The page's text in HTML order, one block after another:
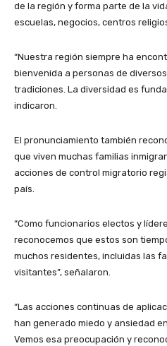
de la región y forma parte de la
escuelas, negocios, centros
“Nuestra región siempre ha
bienvenida a personas de
tradiciones. La diversidad es
indicaron.
El pronunciamiento también
que viven muchas familias
acciones de control migratorio
país.
“Como funcionarios electos y
reconocemos que estos son
muchos residentes, incluidas las
visitantes”, señalaron.
“Las acciones continuas de
han generado miedo y ansiedad
Vemos esa preocupación y